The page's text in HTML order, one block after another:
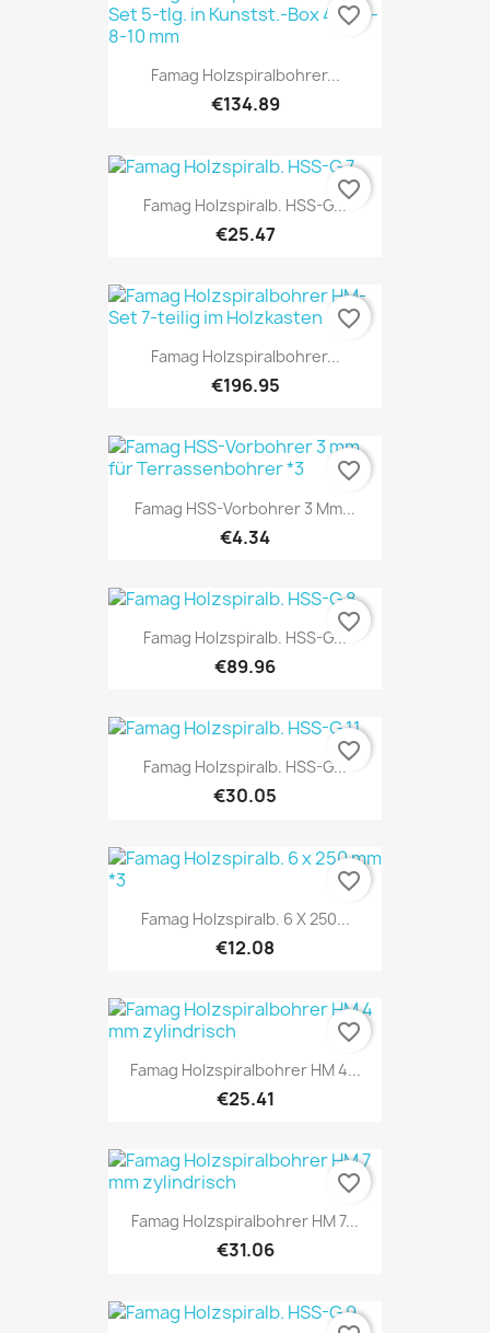
Famag Holzspiralbohrer...
€134.89
favorite_border
Famag Holzspiralb. HSS-G...
€25.47
favorite_border
Famag Holzspiralbohrer...
€196.95
favorite_border
Famag HSS-Vorbohrer 3 Mm...
€4.34
favorite_border
Famag Holzspiralb. HSS-G...
€89.96
favorite_border
Famag Holzspiralb. HSS-G...
€30.05
favorite_border
Famag Holzspiralb. 6 X 250...
€12.08
favorite_border
Famag Holzspiralbohrer HM 4...
€25.41
favorite_border
Famag Holzspiralbohrer HM 7...
€31.06
favorite_border